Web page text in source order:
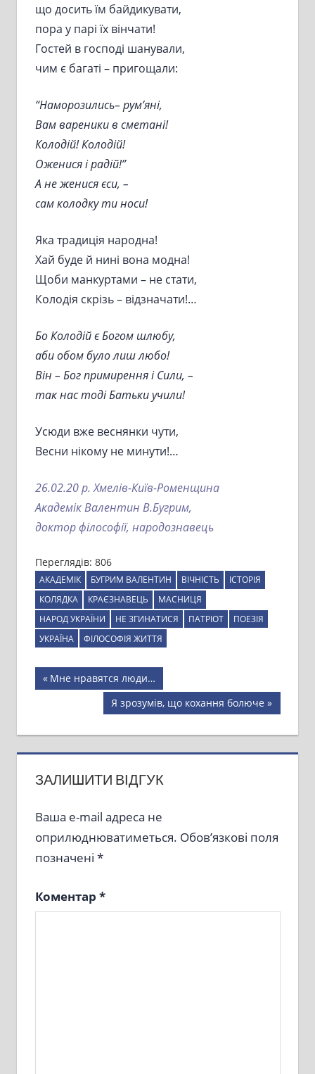
що досить їм байдикувати,
пора у парі їх вінчати!
Гостей в господі шанували,
чим є багаті – пригощали:
“Наморозились– рум’яні,
Вам вареники в сметані!
Колодій! Колодій!
Оженися і радій!”
А не женися єси, –
сам колодку ти носи!
Яка традиція народна!
Хай буде й нині вона модна!
Щоби манкуртами – не стати,
Колодія скрізь – відзначати!…
Бо Колодій є Богом шлюбу,
аби обом було лиш любо!
Він – Бог примирення і Сили, –
так нас тоді Батьки учили!
Усюди вже веснянки чути,
Весни нікому не минути!…
26.02.20 р. Хмелів-Київ-Роменщина
Академік Валентин В.Бугрим,
доктор філософії, народознавець
Переглядів: 806
АКАДЕМІК БУГРИМ ВАЛЕНТИН ВІЧНІСТЬ
ІСТОРІЯ
КОЛЯДКА
КРАЄЗНАВЕЦЬ
МАСНИЦЯ
НАРОД УКРАЇНИ
НЕ ЗГИНАТИСЯ ПАТРІОТ
ПОЕЗІЯ
УКРАЇНА
ФІЛОСОФІЯ ЖИТТЯ
Навігація
записів
Previous
Post:
Мне нравятся люди…
Next
Post:
Я зрозумів, що кохання болюче
ЗАЛИШИТИ ВІДГУК
Ваша e-mail адреса не
оприлюднюватиметься. Обов’язкові поля
позначені *
Коментар *